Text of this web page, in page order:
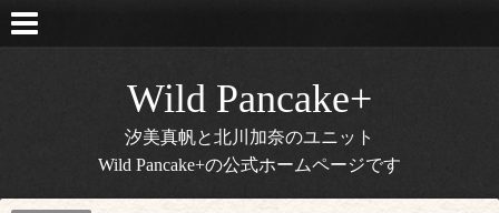
Wild Pancake+
汐美真帆と北川加奈のユニット
Wild Pancake+の公式ホームページです